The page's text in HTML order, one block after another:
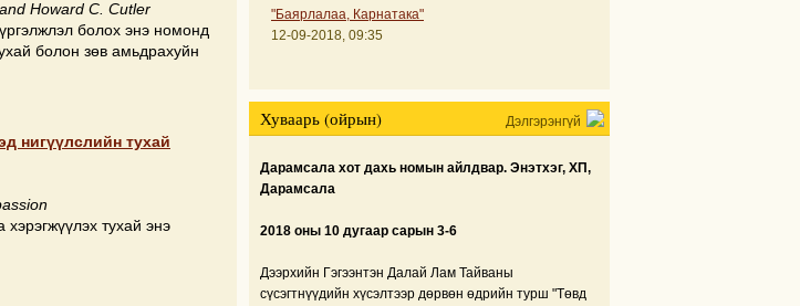
Howard C. Cutler
болох энэ номонд
болон зөв амьдрахуйн
нигүүлслийн тухай
тухай энэ
"Баярлалаа, Карнатака"
12-09-2018, 09:35
Хуваарь (ойрын) Дэлгэрэнгүй
Дарамсала хот дахь номын айлдвар. Энэтхэг, ХП,
Дарамсала
2018 оны 10 дугаар сарын 3-6
Дээрхийн Гэгээнтэн Далай Лам Тайваны
сүсэгтнүүдийн хүсэлтээр дөрвөн өдрийн турш "Төвд